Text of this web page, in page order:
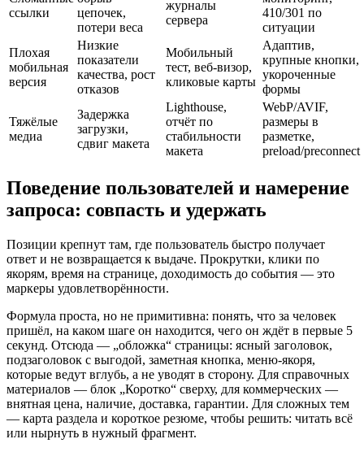
ссылки
цепочек,
потери веса
журналы
сервера
410/301 по
ситуации
Плохая
мобильная
версия
Низкие
показатели
качества, рост
отказов
Мобильный
тест, веб‑визор,
кликовые карты
Адаптив,
крупные кнопки,
укороченные
формы
Тяжёлые
медиа
Задержка
загрузки,
сдвиг макета
Lighthouse,
отчёт по
стабильности
макета
WebP/AVIF,
размеры в
разметке,
preload/preconnect
Поведение пользователей и намерение
запроса: совпасть и удержать
Позиции крепнут там, где пользователь быстро получает
ответ и не возвращается к выдаче. Прокрутки, клики по
якорям, время на странице, доходимость до события — это
маркеры удовлетворённости.
Формула проста, но не примитивна: понять, что за человек
пришёл, на каком шаге он находится, чего он ждёт в первые 5
секунд. Отсюда — „обложка“ страницы: ясный заголовок,
подзаголовок с выгодой, заметная кнопка, меню‑якоря,
которые ведут вглубь, а не уводят в сторону. Для справочных
материалов — блок „Коротко“ сверху, для коммерческих —
внятная цена, наличие, доставка, гарантии. Для сложных тем
— карта раздела и короткое резюме, чтобы решить: читать всё
или нырнуть в нужный фрагмент.